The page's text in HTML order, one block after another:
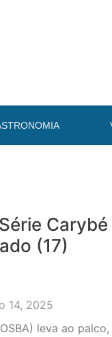
(17)
14, 2025
leva ao